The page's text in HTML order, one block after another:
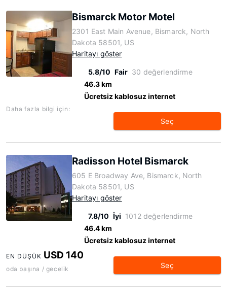
Bismarck Motor Motel
2301 East Main Avenue, Bismarck, North
Dakota 58501, US
Haritayı göster
5.8/10 Fair 30 değerlendirme
46.3 km
Ücretsiz kablosuz internet
Daha fazla bilgi için:
Seç
Radisson Hotel Bismarck
605 E Broadway Ave, Bismarck, North
Dakota 58501, US
Haritayı göster
7.8/10 İyi 1012 değerlendirme
46.4 km
Ücretsiz kablosuz internet
EN DÜŞÜK USD 140
oda başına / gecelik Seç